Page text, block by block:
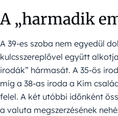
A „harmadik
A 39-es szoba nem egyedül
kulcsszereplővel együtt
irodák” hármasát. A 35-ös
míg a 38-as iroda a Kim
felel. A két utóbbi időnként
a valuta megszerzésének